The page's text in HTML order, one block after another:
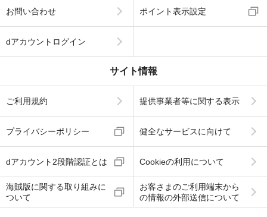
お問い合わせ ポイント表示設定
dアカウントログイン
サイト情報
ご利用規約 提供事業者等に関する表示
プライバシーポリシー 健全なサービスに向けて
dアカウント2段階認証とは Cookieの利用について
海賊版に関する取り組みに
ついて
お客さまのご利用端末から
の情報の外部送信について